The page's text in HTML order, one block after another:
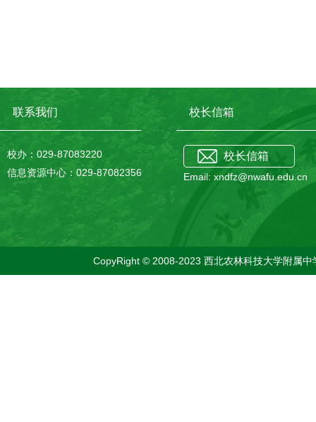
联系我们
校办：029-87083220
信息资源中心：029-87082356
校长信箱
校长信箱
Email: xndfz@nwafu.edu.cn
CopyRight © 2008-2023 西北农林科技大